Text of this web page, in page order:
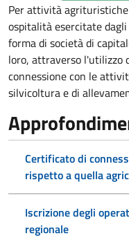
Per attività
ospitalità esercitate
forma di società di
loro, attraverso l'utilizzo
connessione con le
silvicoltura e di
Certificato di
rispetto a quella
Iscrizione degli
regionale